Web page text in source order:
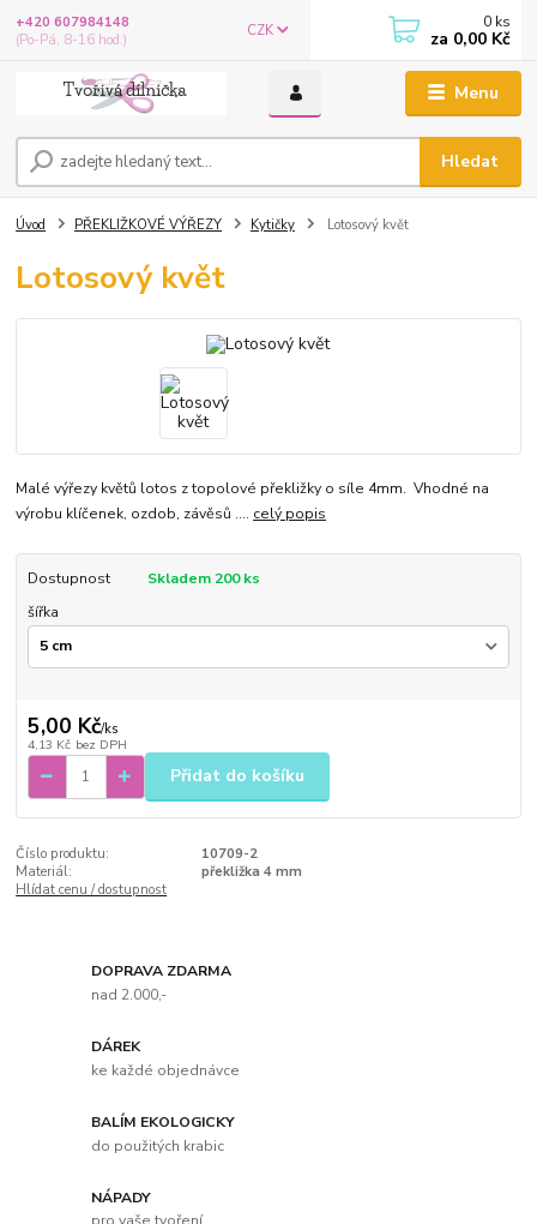
Menu
CZK
Hledat
+420 607984148
(Po-Pá, 8-16 hod.)
0 ks
za 0,00 Kč
Úvod PŘEKLIŽKOVÉ VÝŘEZY Kytičky Lotosový květ
Lotosový květ
Malé výřezy květů lotos z topolové překližky o síle 4mm. Vhodné na
výrobu klíčenek, ozdob, závěsů .... celý popis
Dostupnost
Skladem 200 ks
šířka
5,00 Kč/ks
4,13 Kč bez DPH
Přidat do košíku
Číslo produktu:
10709-2
Materiál:
překližka 4 mm
Hlídat cenu / dostupnost
DOPRAVA ZDARMA
nad 2.000,-
DÁREK
ke každé objednávce
BALÍM EKOLOGICKY
do použitých krabic
NÁPADY